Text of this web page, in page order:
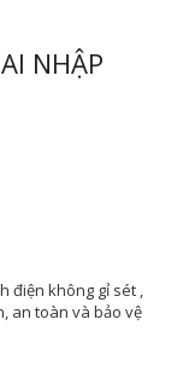
NHẬP
điện không gỉ sét ,
an toàn và bảo vệ